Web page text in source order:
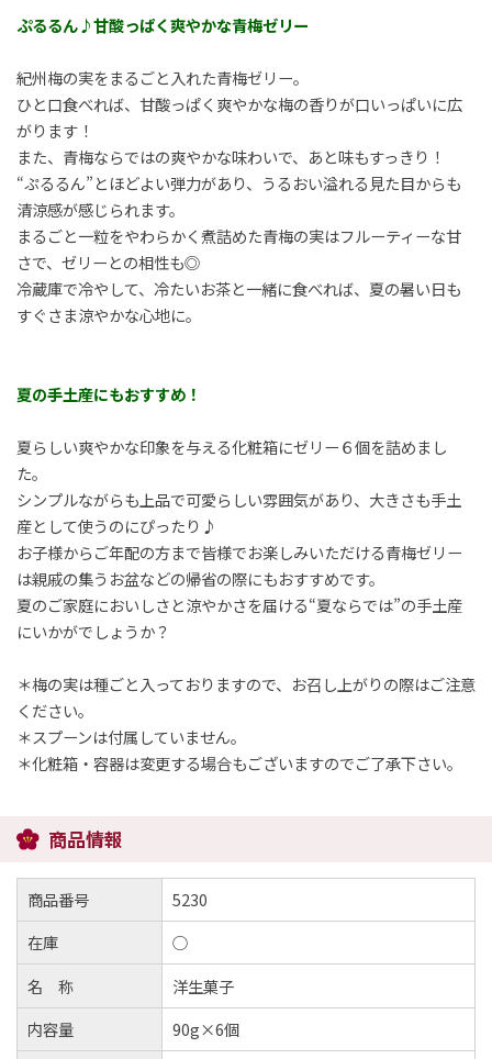
商品番号 5230
在庫
○
名 称
洋生菓子
内容量
90g×6個
ぷるるん♪甘酸っぱく爽やかな青梅ゼリー
紀州梅の実をまるごと入れた青梅ゼリー。
ひと口食べれば、甘酸っぱく爽やかな梅の香りが口いっぱいに広
がります！
また、青梅ならではの爽やかな味わいで、あと味もすっきり！
“ぷるるん”とほどよい弾力があり、うるおい溢れる見た目からも
清涼感が感じられます。
まるごと一粒をやわらかく煮詰めた青梅の実はフルーティーな甘
さで、ゼリーとの相性も◎
冷蔵庫で冷やして、冷たいお茶と一緒に食べれば、夏の暑い日も
すぐさま涼やかな心地に。
夏の手土産にもおすすめ！
夏らしい爽やかな印象を与える化粧箱にゼリー６個を詰めまし
た。
シンプルながらも上品で可愛らしい雰囲気があり、大きさも手土
産として使うのにぴったり♪
お子様からご年配の方まで皆様でお楽しみいただける青梅ゼリー
は親戚の集うお盆などの帰省の際にもおすすめです。
夏のご家庭においしさと涼やかさを届ける“夏ならでは”の手土産
にいかがでしょうか？
＊梅の実は種ごと入っておりますので、お召し上がりの際はご注意
ください。
＊スプーンは付属していません。
＊化粧箱・容器は変更する場合もございますのでご了承下さい。
商品情報